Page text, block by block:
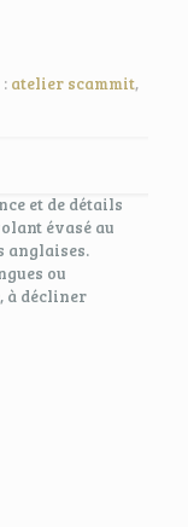
atelier scammit,
et de détails
évasé au
anglaises.
ou
à décliner